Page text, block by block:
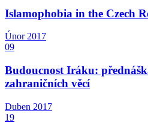
Islamophobia in the Czech
Únor 2017
09
Budoucnost Iráku:
zahraničních věcí
Duben 2017
19